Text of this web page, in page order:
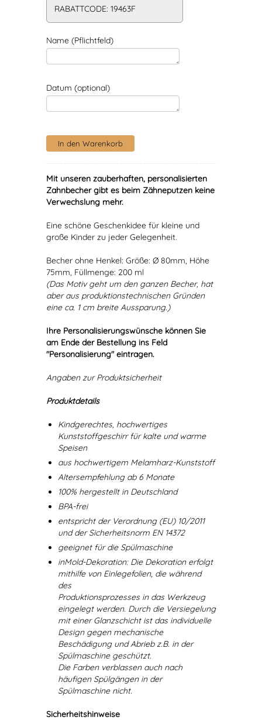
RABATTCODE: 19463F
Name (Pflichtfeld)
Datum (optional)
Mit unseren zauberhaften, personalisierten
Zahnbecher gibt es beim Zähneputzen keine
Verwechslung mehr.
Eine schöne Geschenkidee für kleine und
große Kinder zu jeder Gelegenheit.
Becher ohne Henkel: Größe: Ø 80mm, Höhe
75mm, Füllmenge: 200 ml
(Das Motiv geht um den ganzen Becher, hat
aber aus produktionstechnischen Gründen
eine ca. 1 cm breite Aussparung.)
Ihre Personalisierungswünsche können Sie
am Ende der Bestellung ins Feld
"Personalisierung" eintragen.
Angaben zur Produktsicherheit
Produktdetails
Kindgerechtes, hochwertiges
Kunststoffgeschirr für kalte und warme
Speisen
aus hochwertigem Melamharz-Kunststoff
Altersempfehlung ab 6 Monate
100% hergestellt in Deutschland
BPA-frei
entspricht der Verordnung (EU) 10/2011
und der Sicherheitsnorm EN 14372
geeignet für die Spülmaschine
inMold-Dekoration: Die Dekoration erfolgt
mithilfe von Einlegefolien, die während
des
Produktionsprozesses in das Werkzeug
eingelegt werden. Durch die Versiegelung
mit einer Glanzschicht ist das individuelle
Design gegen mechanische
Beschädigung und Abrieb z.B. in der
Spülmaschine geschützt.
Die Farben verblassen auch nach
häufigen Spülgängen in der
Spülmaschine nicht.
Sicherheitshinweise